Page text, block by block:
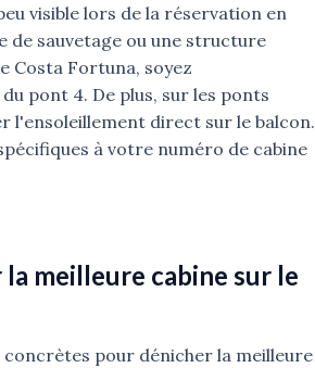
visible lors de la réservation en
de sauvetage ou une structure
Costa Fortuna, soyez
pont 4. De plus, sur les ponts
l'ensoleillement direct sur le balcon.
à votre numéro de cabine
meilleure cabine sur le
concrètes pour dénicher la meilleure